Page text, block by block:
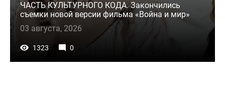
ЧАСТЬ КУЛЬТУРНОГО КОДА. Закончились
съемки новой версии фильма «Война и мир»
03 августа, 2026
1323 0